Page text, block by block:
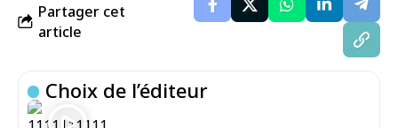
Partager cet
article
Choix de l’éditeur